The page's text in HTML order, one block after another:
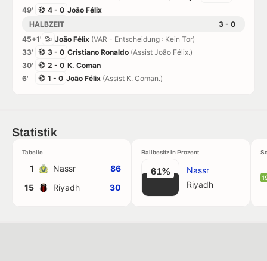
49'
4 - 0 João Félix
HALBZEIT
3 - 0
45+1'
João Félix (VAR - Entscheidung : Kein Tor)
33'
3 - 0 Cristiano Ronaldo (Assist João Félix.)
30'
2 - 0 K. Coman
6'
1 - 0 João Félix (Assist K. Coman.)
Statistik
Tabelle
1 Nassr
86
15
Riyadh 30
Ballbesitz in Prozent
61%
Nassr
Riyadh